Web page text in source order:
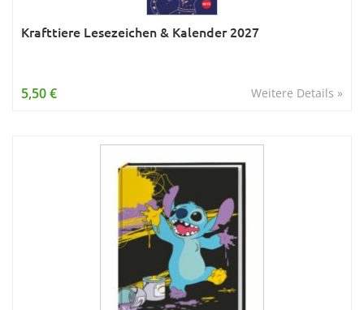
Krafttiere Lesezeichen & Kalender 2027
Weitere Details »
5,50 €